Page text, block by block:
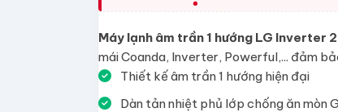
Máy lạnh âm trần 1 hướng LG Inverter
mái Coanda, Inverter, Powerful,... đảm
Thiết kế âm trần 1 hướng hiện đại
Dàn tản nhiệt phủ lớp chống ăn mòn